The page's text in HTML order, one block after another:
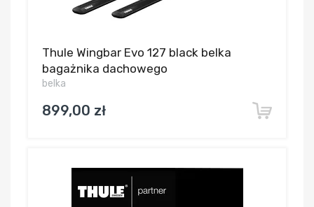
Thule Wingbar Evo 127 black belka
bagażnika dachowego
belka
899,00 zł